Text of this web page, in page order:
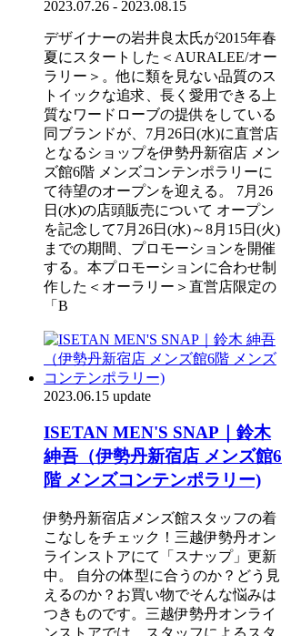
2023.07.26 - 2023.08.15
デザイナーの岩井良太氏が2015年春
夏にスタートした＜AURALEE/オー
ラリー＞。他に類を見ない品質のス
トイックな追求、長く愛用できる上
質なワードローブの提供をしている
同ブランドが、7月26日(水)に直営店
となるショップを伊勢丹新宿店 メン
ズ館6階 メンズコンテンポラリーに
て待望のオープンを迎える。 7月26
日(水)の店頭販売について オープン
を記念して7月26日(水)～8月15日(火)
までの期間、プロモーションを開催
する。本プロモーションに合わせ制
作した＜オーラリー＞直営店限定の
「B
2023.06.15 update
ISETAN MEN'S SNAP｜鈴木
紳吾（伊勢丹新宿店 メンズ館6
階 メンズコンテンポラリー)
伊勢丹新宿店メンズ館スタッフの着
こなしをチェック！三越伊勢丹オン
ラインストアにて「スナップ」更新
中。 自分の体型に合うのか？どう見
えるのか？お買い物でそんな悩みは
つきものです。三越伊勢丹オンライ